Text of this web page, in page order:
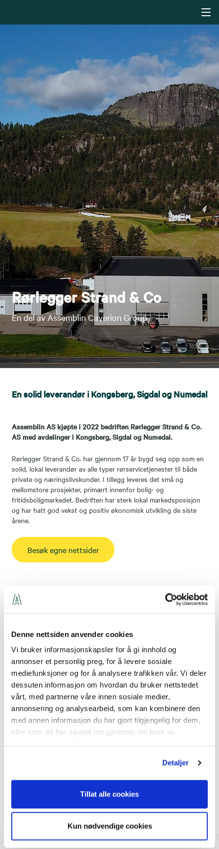
Denne nettsiden anvender cookies
Vi bruker informasjonskapsler for å gi innhold og
annonser et personlig preg, for å levere sosiale
mediefunksjoner og for å analysere trafikken vår. Vi deler
dessuten informasjon om hvordan du bruker nettstedet
vårt, med partnerne våre innen sosiale medier,
annonsering og analysearbeid, som kan kombinere den
med annen informasjon du har gjort tilgjengelig for dem,
eller som de har samlet inn gjennom din bruk av
Detaljer
Tillat alle cookies
Kun nødvendige cookies
Rørlegger Strand & Co
En del av Assemblin Caverion Group
En solid leverandør i Kongsberg, Sigdal og Numedal
Assemblin AS kjøpte i 2022 bedriften Rørlegger Strand & Co.
AS med avdelinger i Kongsberg, Sigdal og Numedal.
Rørlegger Strand & Co. har gjennom 17 år bygd seg opp som en
solid, lokal leverandør av alle typer rørservicetjenester til både
private og næringslivskunder. I tillegg leveres det små og
mellomstore prosjekter, primært innenfor bolig- og
fritidsboligmarkedet. Bedriften har sterk lokal markedsposisjon
og har hatt god vekst og positiv økonomisk utvikling de siste
årene.
Besøk egne nettsider
Nedre Eggedal
Rørlegger Strand & Co
Sigdalsveien 3959
3358 Nedre Eggedal
Send e-post